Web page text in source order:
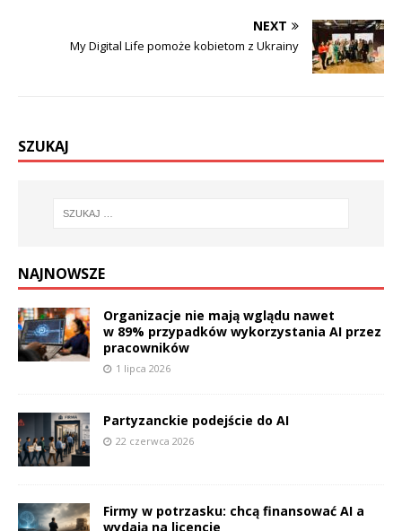
NEXT
My Digital Life pomoże kobietom z Ukrainy
SZUKAJ
NAJNOWSZE
Organizacje nie mają wglądu nawet
w 89% przypadków wykorzystania AI przez
pracowników
1 lipca 2026
Partyzanckie podejście do AI
22 czerwca 2026
Firmy w potrzasku: chcą finansować AI a
wydają na licencje